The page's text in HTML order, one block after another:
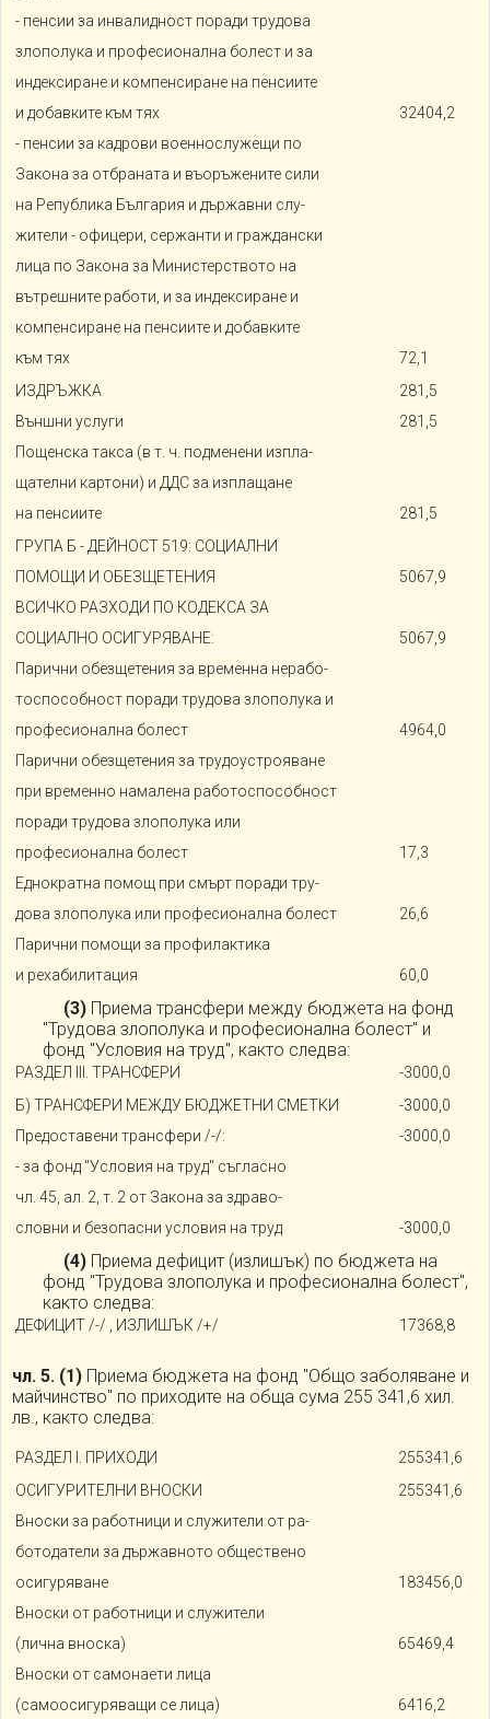
- пенсии за инвалидност поради трудова
злополука и професионална болест и за
индексиране и компенсиране на пенсиите
и добавките към тях
32404,2
- пенсии за кадрови военнослужещи по
Закона за отбраната и въоръжените сили
на Република България и държавни слу-
жители - офицери, сержанти и граждански
лица по Закона за Министерството на
вътрешните работи, и за индексиране и
компенсиране на пенсиите и добавките
към тях
72,1
ИЗДРЪЖКА
281,5
Външни услуги
281,5
Пощенска такса (в т. ч. подменени изпла-
щателни картони) и ДДС за изплащане
на пенсиите
281,5
ГРУПА Б - ДЕЙНОСТ 519: СОЦИАЛНИ
ПОМОЩИ И ОБЕЗЩЕТЕНИЯ
5067,9
ВСИЧКО РАЗХОДИ ПО КОДЕКСА ЗА
СОЦИАЛНО ОСИГУРЯВАНЕ:
5067,9
Парични обезщетения за временна нерабо-
тоспособност поради трудова злополука и
професионална болест
4964,0
Парични обезщетения за трудоустрояване
при временно намалена работоспособност
поради трудова злополука или
професионална болест
17,3
Еднократна помощ при смърт поради тру-
дова злополука или професионална болест
26,6
Парични помощи за профилактика
и рехабилитация
60,0
(3) Приема трансфери между бюджета на фонд
"Трудова злополука и професионална болест" и
фонд "Условия на труд", както следва:
РАЗДЕЛ III. ТРАНСФЕРИ
-3000,0
Б) ТРАНСФЕРИ МЕЖДУ БЮДЖЕТНИ СМЕТКИ
-3000,0
Предоставени трансфери /-/:
-3000,0
- за фонд "Условия на труд" съгласно
чл. 45, ал. 2, т. 2 от Закона за здраво-
словни и безопасни условия на труд
-3000,0
(4) Приема дефицит (излишък) по бюджета на
фонд "Трудова злополука и професионална болест",
както следва:
ДЕФИЦИТ /-/ , ИЗЛИШЪК /+/ 17368,8
чл. 5. (1) Приема бюджета на фонд "Общо заболяване и
майчинство" по приходите на обща сума 255 341,6 хил.
лв., както следва:
РАЗДЕЛ I. ПРИХОДИ
255341,6
ОСИГУРИТЕЛНИ ВНОСКИ
255341,6
Вноски за работници и служители от ра-
ботодатели за държавното обществено
осигуряване
183456,0
Вноски от работници и служители
(лична вноска)
65469,4
Вноски от самонаети лица
(самоосигуряващи се лица)
6416,2